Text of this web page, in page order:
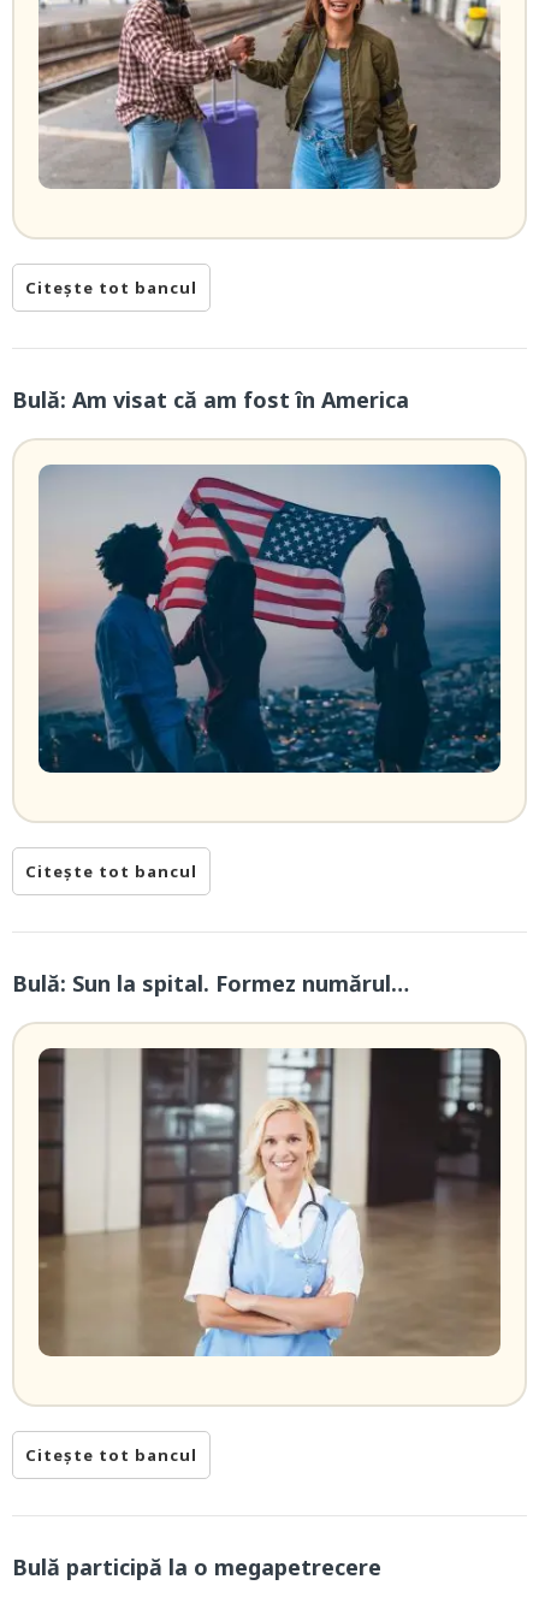
Citește tot bancul
Bulă: Am visat că am fost în America
Citește tot bancul
Bulă: Sun la spital. Formez numărul…
Citește tot bancul
Bulă participă la o megapetrecere